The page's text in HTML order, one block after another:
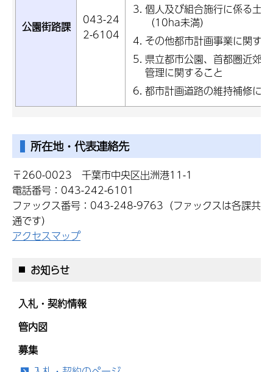
公園街路課
043-24
2-6104
個人及び組合施行に係る土
（10ha未満）
その他都市計画事業に関す
県立都市公園、首都圏近郊
管理に関すること
都市計画道路の維持補修に
所在地・代表連絡先
〒260-0023 千葉市中央区出洲港11-1
電話番号：043-242-6101
ファックス番号：043-248-9763（ファックスは各課共
通です）
アクセスマップ
お知らせ
入札・契約情報
管内図
募集